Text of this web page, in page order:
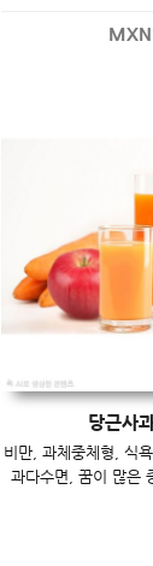
당근사
비만, 과체중체형, 식
과다수면, 꿈이 많은